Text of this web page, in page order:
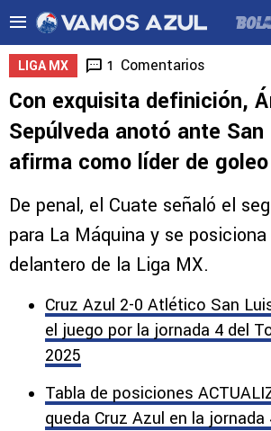
LIGA MX 1 Comentarios
Con exquisita definición,
Sepúlveda anotó ante
afirma como líder de goleo
De penal, el Cuate señaló el
para La Máquina y se
delantero de la Liga MX.
Cruz Azul 2-0 Atlético San
el juego por la jornada 4 del
2025
Tabla de posiciones
queda Cruz Azul en la